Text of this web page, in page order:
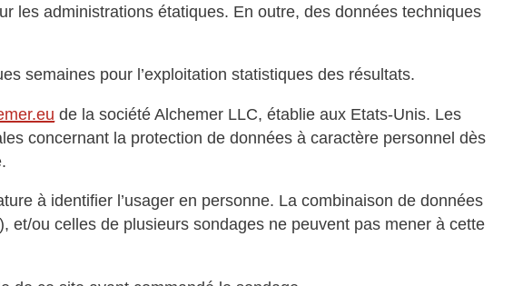
les administrations étatiques. En outre, des données techniques
semaines pour l’exploitation statistiques des résultats.
de la société Alchemer LLC, établie aux Etats-Unis. Les
concernant la protection de données à caractère personnel dès
à identifier l’usager en personne. La combinaison de données
et/ou celles de plusieurs sondages ne peuvent pas mener à cette